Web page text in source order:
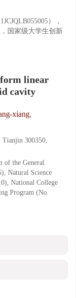
），
国家级大学生创新
linear
cavity
xiang,
Tianjin 300350,
of the General
Natural Science
National College
Program (No.